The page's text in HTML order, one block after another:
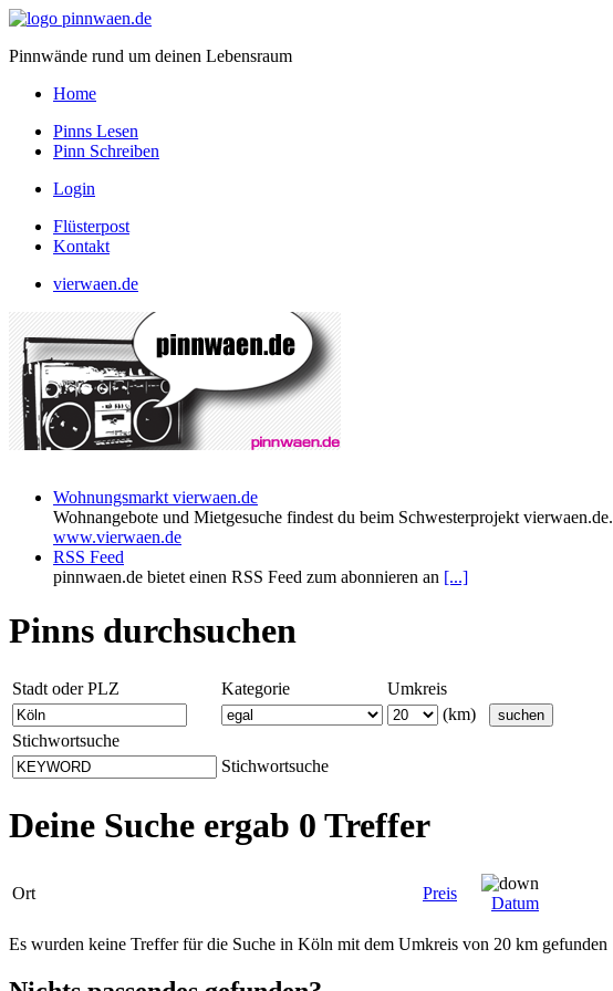
Pinnwände rund um deinen Lebensraum
Home
Pinns Lesen
Pinn Schreiben
Login
Flüsterpost
Kontakt
vierwaen.de
Wohnungsmarkt vierwaen.de
Wohnangebote und Mietgesuche findest du beim Schwesterprojekt vierwaen.de.
www.vierwaen.de
RSS Feed
pinnwaen.de bietet einen RSS Feed zum abonnieren an [...]
Pinns durchsuchen
Stadt oder PLZ Kategorie
Umkreis
(km)
Stichwortsuche
Stichwortsuche
Deine Suche ergab 0 Treffer
Ort Preis
Datum
Es wurden keine Treffer für die Suche in Köln mit dem Umkreis von 20 km gefunden